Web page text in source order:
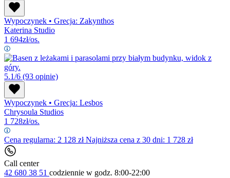
Wypoczynek • Grecja: Zakynthos
Katerina Studio
1 694zł/os.
5.1/6 (93 opinie)
Wypoczynek • Grecja: Lesbos
Chrysoula Studios
1 728zł/os.
Cena regularna: 2 128 złNajniższa cena z 30 dni: 1 728 zł
Call center
42 680 38 51 codziennie w godz. 8:00-22:00